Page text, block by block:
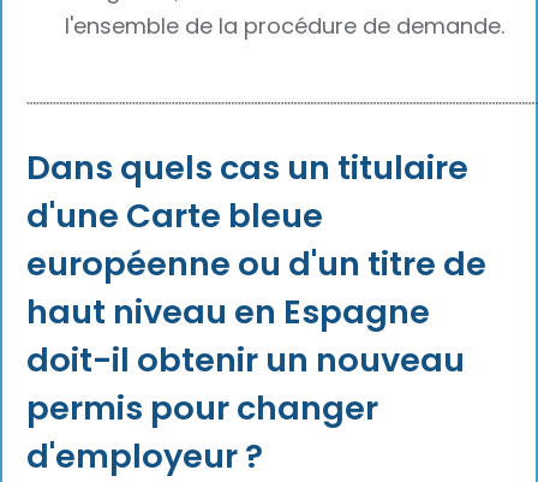
l'ensemble de la procédure de demande.
Dans quels cas un titulaire
d'une Carte bleue
européenne ou d'un titre de
haut niveau en Espagne
doit-il obtenir un nouveau
permis pour changer
d'employeur ?